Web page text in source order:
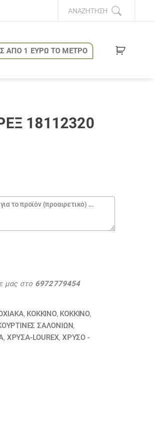
ΑΝΑΖΉΤΗΣΗ
ΑΠΟ 1 ΕΥΡΩ ΤΟ ΜΕΤΡΟ
18112320
μας στο 6972779454
, ΚΟΚΚΙΝΟ, ΚΟΚΚΙΝΟ,
ΣΑΛΟΝΙΏΝ,
, ΧΡΥΣΆ-LOUREX, ΧΡΥΣΟ -